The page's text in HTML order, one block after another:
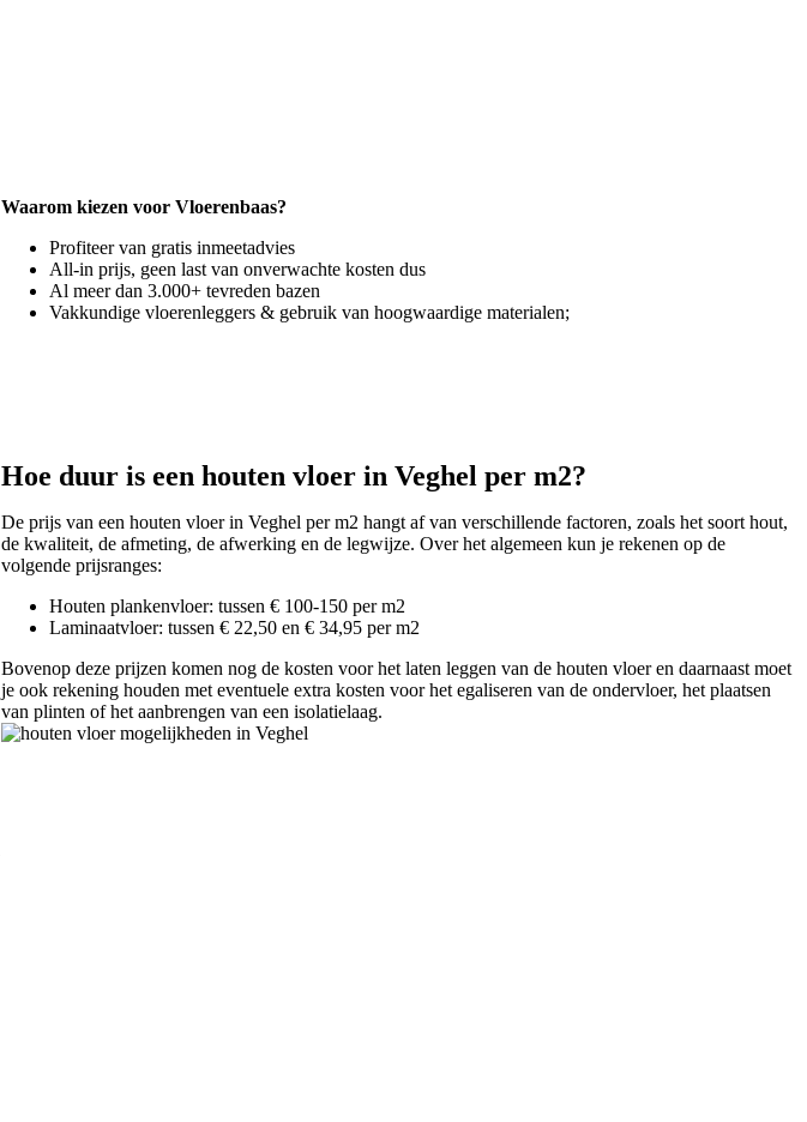
Waarom kiezen voor Vloerenbaas?
Profiteer van gratis inmeetadvies
All-in prijs, geen last van onverwachte kosten dus
Al meer dan 3.000+ tevreden bazen
Vakkundige vloerenleggers & gebruik van hoogwaardige materialen;
Hoe duur is een houten vloer in Veghel per m2?
De prijs van een houten vloer in Veghel per m2 hangt af van verschillende factoren, zoals het soort hout,
de kwaliteit, de afmeting, de afwerking en de legwijze. Over het algemeen kun je rekenen op de
volgende prijsranges:
Houten plankenvloer: tussen € 100-150 per m2
Laminaatvloer: tussen € 22,50 en € 34,95 per m2
Bovenop deze prijzen komen nog de kosten voor het laten leggen van de houten vloer en daarnaast moet
je ook rekening houden met eventuele extra kosten voor het egaliseren van de ondervloer, het plaatsen
van plinten of het aanbrengen van een isolatielaag.